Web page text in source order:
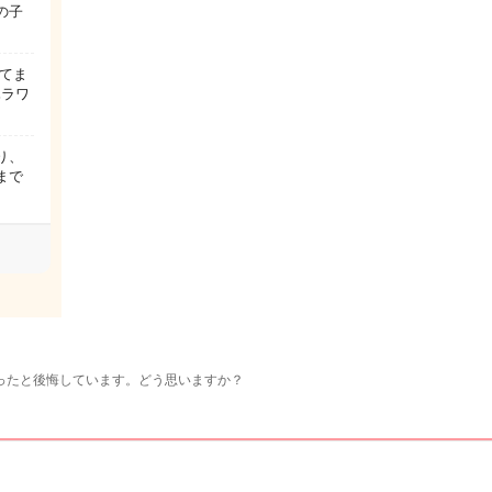
子
ま
ワ
で
と後悔しています。どう思いますか？